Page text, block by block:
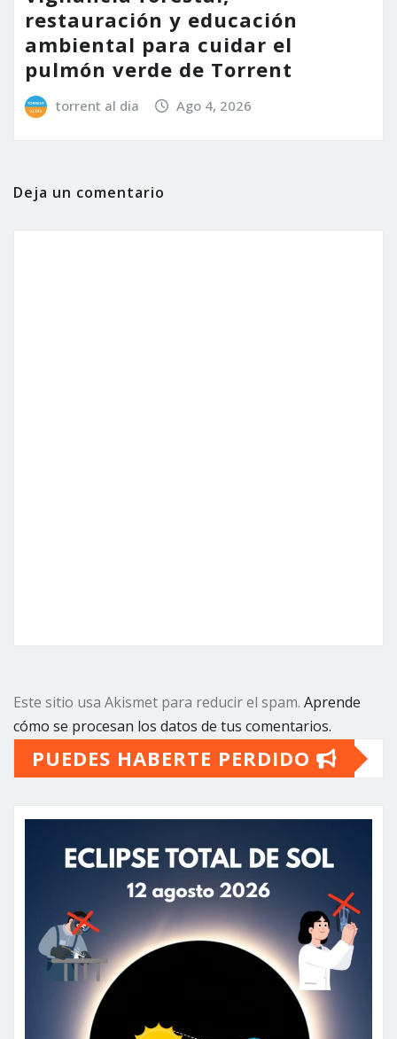
restauración y educación
ambiental para cuidar el
pulmón verde de Torrent
torrent al dia Ago 4, 2026
Deja un comentario
Este sitio usa Akismet para reducir el spam. Aprende
cómo se procesan los datos de tus comentarios.
PUEDES HABERTE PERDIDO